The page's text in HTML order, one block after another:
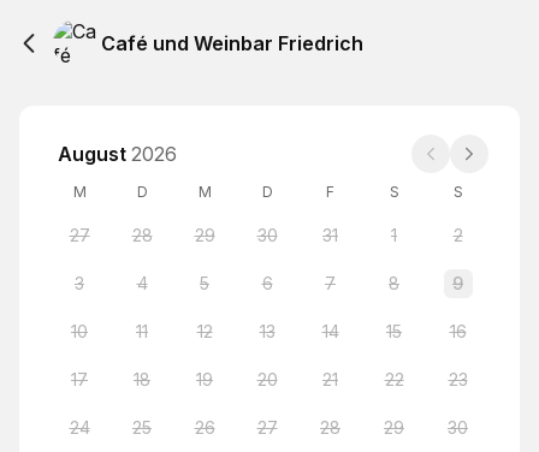
Café und Weinbar Friedrich
August 2026
M D M D F S S
27 28 29 30 31 1 2
3 4 5 6 7 8 9
10 11 12 13 14 15 16
17 18 19 20 21 22 23
24 25 26 27 28 29 30